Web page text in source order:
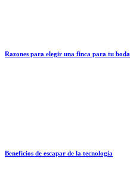
Razones para elegir una finca para tu boda
Beneficios de escapar de la tecnología